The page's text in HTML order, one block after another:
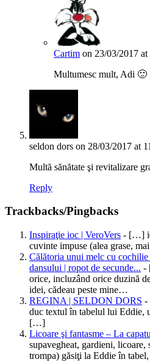
Cartim on 23/03/2017 at
Multumesc mult, Adi
seldon dors on 28/03/2017 at
Multă sănătate şi revitalizare
Reply
Trackbacks/Pingbacks
Inspiraţie ioc | VeroVers - […]
cuvinte impuse (alea grase,
Călătoria unui melc cu
dansului | ropot de secunde... -
orice, incluzând orice duzină
idei, cădeau peste mine…
REGINA | SELDON DORS -
duc textul în tabelul lui Eddie,
[…]
Licoare şi fantasme – La
supavegheat, gardieni,
trompa) găsiţi la Eddie în